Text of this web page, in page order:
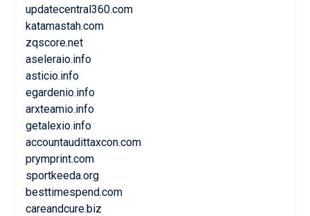
updatecentral360.com
katamastah.com
zqscore.net
aseleraio.info
asticio.info
egardenio.info
arxteamio.info
getalexio.info
accountaudittaxcon.com
prymprint.com
sportkeeda.org
besttimespend.com
careandcure.biz